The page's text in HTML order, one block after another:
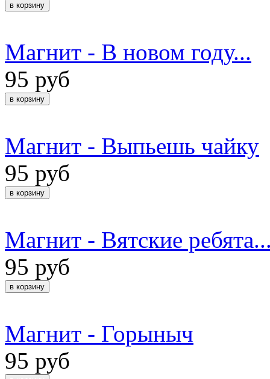
Магнит - В новом году...
95 руб
Магнит - Выпьешь чайку
95 руб
Магнит - Вятские
95 руб
Магнит - Горыныч
95 руб